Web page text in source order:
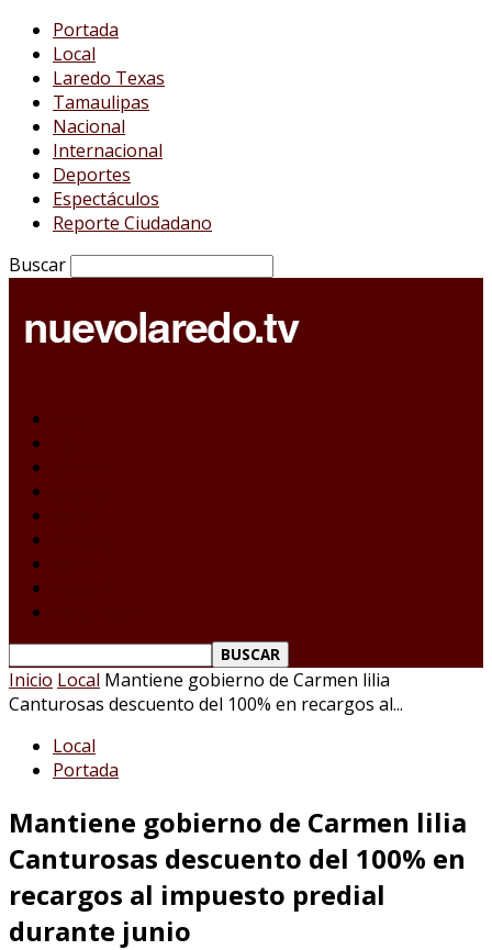
Portada
Local
Laredo Texas
Tamaulipas
Nacional
Internacional
Deportes
Espectáculos
Reporte Ciudadano
Buscar
Inicio Local Mantiene gobierno de Carmen lilia
Canturosas descuento del 100% en recargos al...
Local
Portada
Mantiene gobierno de Carmen lilia
Canturosas descuento del 100% en
recargos al impuesto predial
durante junio